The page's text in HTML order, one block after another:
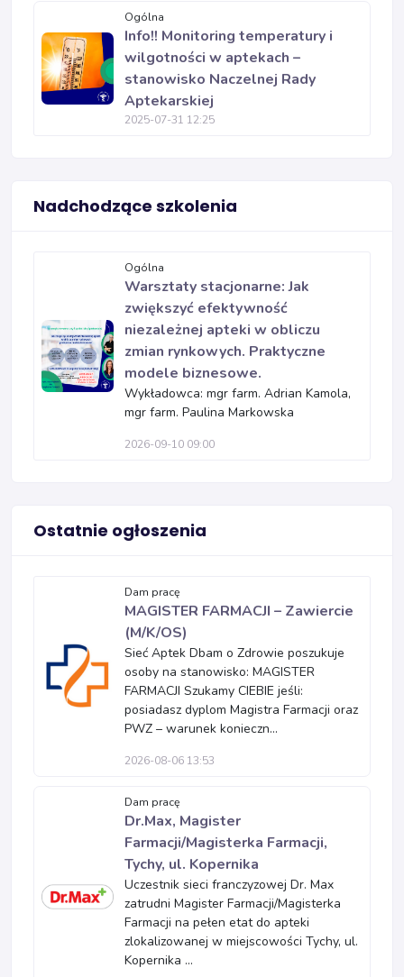
Ogólna
Info!! Monitoring temperatury i
wilgotności w aptekach –
stanowisko Naczelnej Rady
Aptekarskiej
2025-07-31 12:25
Nadchodzące szkolenia
Ogólna
Warsztaty stacjonarne: Jak
zwiększyć efektywność
niezależnej apteki w obliczu
zmian rynkowych. Praktyczne
modele biznesowe.
Wykładowca: mgr farm. Adrian Kamola,
mgr farm. Paulina Markowska
2026-09-10 09:00
Ostatnie ogłoszenia
Dam pracę
MAGISTER FARMACJI – Zawiercie
(M/K/OS)
Sieć Aptek Dbam o Zdrowie poszukuje
osoby na stanowisko: MAGISTER
FARMACJI Szukamy CIEBIE jeśli:
posiadasz dyplom Magistra Farmacji oraz
PWZ – warunek konieczn...
2026-08-06 13:53
Dam pracę
Dr.Max, Magister
Farmacji/Magisterka Farmacji,
Tychy, ul. Kopernika
Uczestnik sieci franczyzowej Dr. Max
zatrudni Magister Farmacji/Magisterka
Farmacji na pełen etat do apteki
zlokalizowanej w miejscowości Tychy, ul.
Kopernika ...